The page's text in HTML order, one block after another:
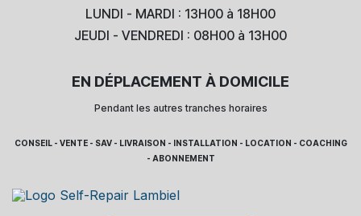
LUNDI - MARDI : 13H00 à 18H00
JEUDI - VENDREDI : 08H00 à 13H00
EN DÉPLACEMENT À DOMICILE
Pendant les autres tranches horaires
CONSEIL - VENTE - SAV - LIVRAISON - INSTALLATION - LOCATION - COACHING
- ABONNEMENT